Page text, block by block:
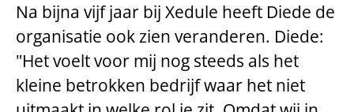
Na bijna vijf jaar bij Xedule heeft Diede de
organisatie ook zien veranderen. Diede:
"Het voelt voor mij nog steeds als het
kleine betrokken bedrijf waar het niet